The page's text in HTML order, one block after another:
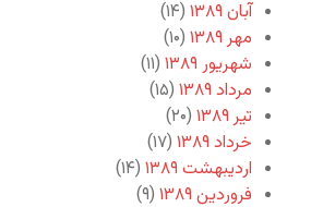
آبان ۱۳۸۹
(۱۴)
مهر ۱۳۸۹
(۱۰)
شهریور ۱۳۸۹
(۱۱)
مرداد ۱۳۸۹
(۱۵)
تیر ۱۳۸۹
(۲۰)
خرداد ۱۳۸۹
(۱۷)
اردیبهشت ۱۳۸۹
(۱۴)
فروردین ۱۳۸۹
(۹)